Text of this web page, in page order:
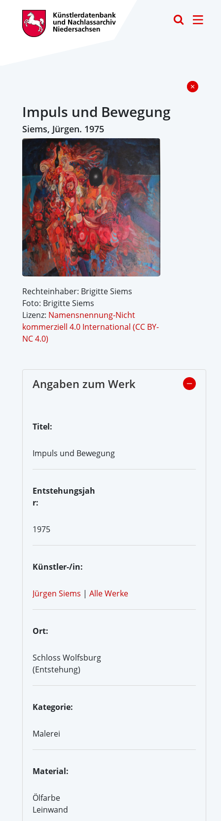
Impuls und Bewegung
Siems, Jürgen. 1975
Rechteinhaber: Brigitte Siems
Foto: Brigitte Siems
Lizenz: Namensnennung-Nicht
kommerziell 4.0 International (CC BY-
NC 4.0)
Angaben zum Werk
Titel:
Impuls und Bewegung
Entstehungsjah
r:
1975
Künstler-/in:
Jürgen Siems | Alle Werke
Ort:
Schloss Wolfsburg
(Entstehung)
Kategorie:
Malerei
Material:
Ölfarbe
Leinwand